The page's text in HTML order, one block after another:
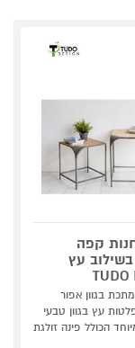
קפה
עץ
TUDO
בגוון אפור
עץ בגוון טבעי
הכולל פינה זולגת